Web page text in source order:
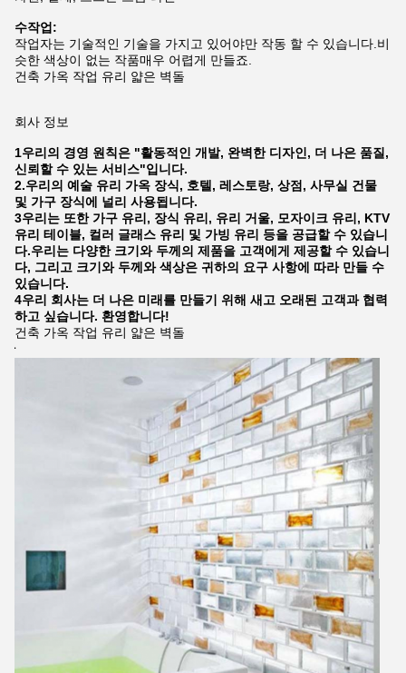
수작업:
작업자는 기술적인 기술을 가지고 있어야만 작동 할 수 있습니다.비
슷한 색상이 없는 작품매우 어렵게 만들죠.
건축 가옥 작업 유리 얇은 벽돌
회사 정보
1우리의 경영 원칙은 "활동적인 개발, 완벽한 디자인, 더 나은 품질,
신뢰할 수 있는 서비스"입니다.
2.우리의 예술 유리 가옥 장식, 호텔, 레스토랑, 상점, 사무실 건물
및 가구 장식에 널리 사용됩니다.
3우리는 또한 가구 유리, 장식 유리, 유리 거울, 모자이크 유리, KTV
유리 테이블, 컬러 글래스 유리 및 가빙 유리 등을 공급할 수 있습니
다.우리는 다양한 크기와 두께의 제품을 고객에게 제공할 수 있습니
다, 그리고 크기와 두께와 색상은 귀하의 요구 사항에 따라 만들 수
있습니다.
4우리 회사는 더 나은 미래를 만들기 위해 새고 오래된 고객과 협력
하고 싶습니다. 환영합니다!
건축 가옥 작업 유리 얇은 벽돌
난